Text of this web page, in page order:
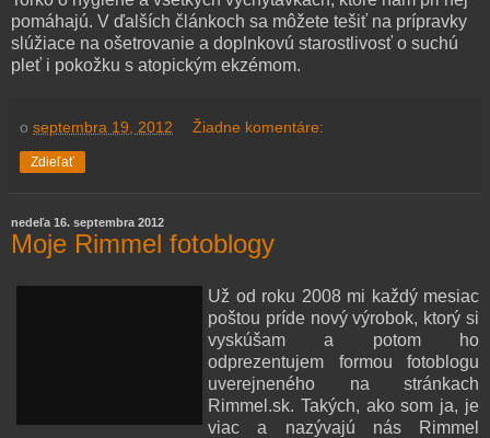
pomáhajú. V ďalších článkoch sa môžete tešiť na prípravky
slúžiace na ošetrovanie a doplnkovú starostlivosť o suchú
pleť i pokožku s atopickým ekzémom.
o septembra 19, 2012 Žiadne komentáre:
Zdieľať
nedeľa 16. septembra 2012
Moje Rimmel fotoblogy
Už od roku 2008 mi každý mesiac
poštou príde nový výrobok, ktorý si
vyskúšam a potom ho
odprezentujem formou fotoblogu
uverejneného na stránkach
Rimmel.sk. Takých, ako som ja, je
viac a nazývajú nás Rimmel